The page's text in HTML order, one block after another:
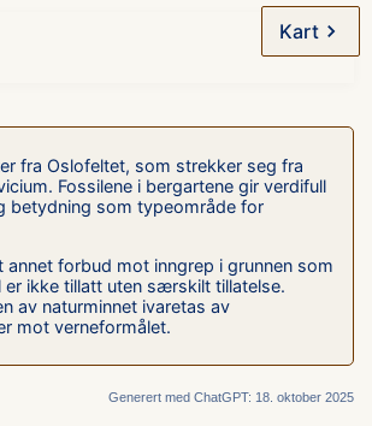
Kart
fra Oslofeltet, som strekker seg fra
Fossilene i bergartene gir verdifull
betydning som typeområde for
forbud mot inngrep i grunnen som
ikke tillatt uten særskilt tillatelse.
av naturminnet ivaretas av
mot verneformålet.
Generert med ChatGPT: 18. oktober 2025